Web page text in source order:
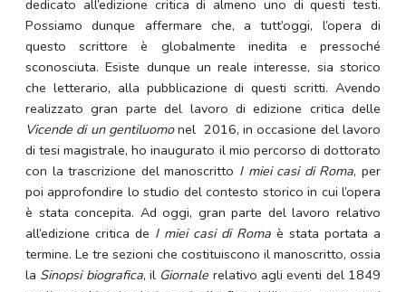
dedicato all’edizione critica di almeno uno di questi testi.
Possiamo dunque affermare che, a tutt’oggi, l’opera di
questo scrittore è globalmente inedita e pressoché
sconosciuta. Esiste dunque un reale interesse, sia storico
che letterario, alla pubblicazione di questi scritti. Avendo
realizzato gran parte del lavoro di edizione critica delle
Vicende di un gentiluomonel 2016, in occasione del lavoro
di tesi magistrale, ho inaugurato il mio percorso di dottorato
con la trascrizione del manoscritto I miei casi di Roma, per
poi approfondire lo studio del contesto storico in cui l’opera
è stata concepita. Ad oggi, gran parte del lavoro relativo
all’edizione critica de I miei casi di Roma è stata portata a
termine. Le tre sezioni che costituiscono il manoscritto, ossia
la Sinopsi biografica, il Giornale relativo agli eventi del 1849